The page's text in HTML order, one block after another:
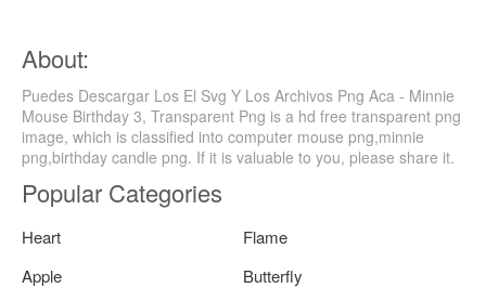
About:
Puedes Descargar Los El Svg Y Los Archivos Png Aca - Minnie
Mouse Birthday 3, Transparent Png is a hd free transparent png
image, which is classified into computer mouse png,minnie
png,birthday candle png. If it is valuable to you, please share it.
Popular Categories
Heart
Flame
Apple
Butterfly